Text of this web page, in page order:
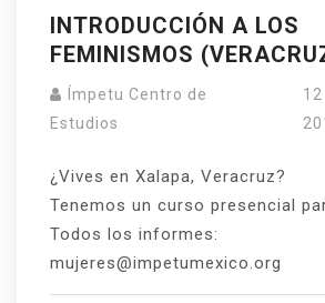
INTRODUCCIÓN A LOS
FEMINISMOS
Ímpetu Centro de
Estudios
¿Vives en Xalapa, Veracruz?
Tenemos un curso presencial
Todos los informes:
mujeres@impetumexico.org